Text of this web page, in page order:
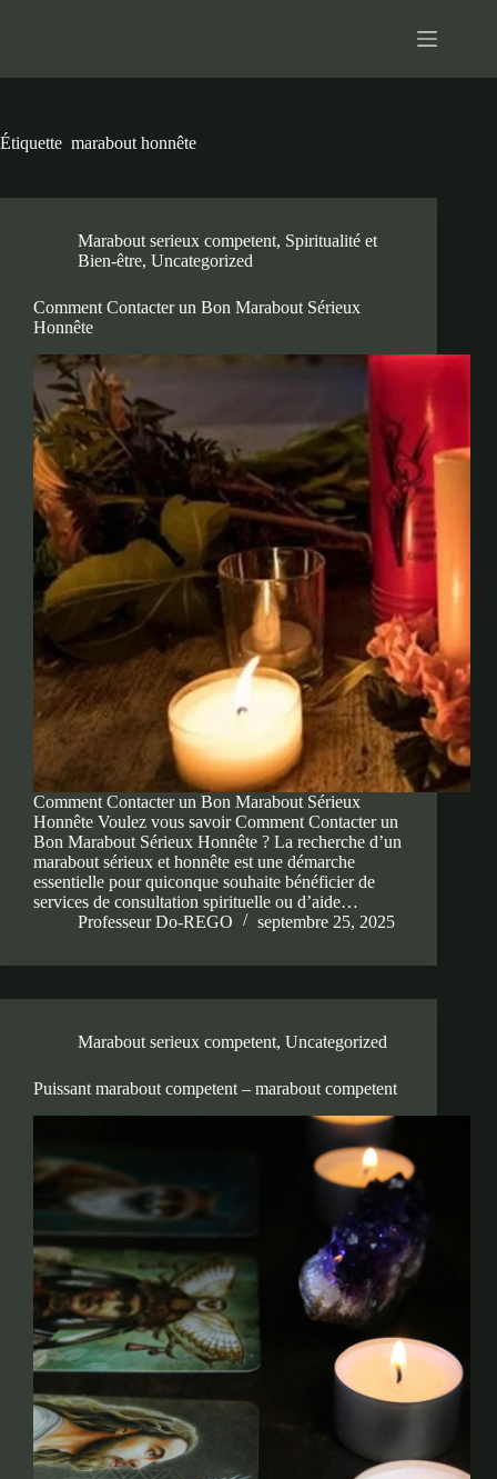
Étiquette marabout honnête
Marabout serieux competent, Spiritualité et
Bien-être, Uncategorized
Comment Contacter un Bon Marabout Sérieux
Honnête
Comment Contacter un Bon Marabout Sérieux
Honnête Voulez vous savoir Comment Contacter un
Bon Marabout Sérieux Honnête ? La recherche d’un
marabout sérieux et honnête est une démarche
essentielle pour quiconque souhaite bénéficier de
services de consultation spirituelle ou d’aide…
Professeur Do-REGO
septembre 25, 2025
Marabout serieux competent, Uncategorized
Puissant marabout competent – marabout competent